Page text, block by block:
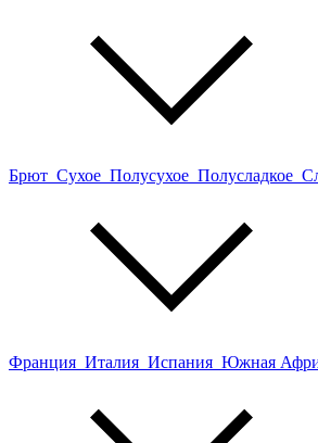
Брют Сухое Полусухое Полусладкое
Франция Италия Испания Южная